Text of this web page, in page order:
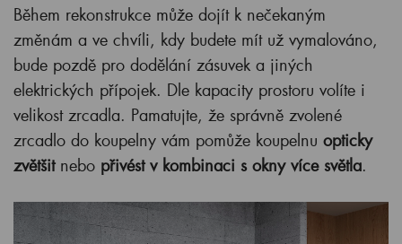
Během rekonstrukce může dojít k nečekaným
změnám a ve chvíli, kdy budete mít už vymalováno,
bude pozdě pro dodělání zásuvek a jiných
elektrických přípojek. Dle kapacity prostoru volíte i
velikost zrcadla. Pamatujte, že správně zvolené
zrcadlo do koupelny vám pomůže koupelnu opticky
zvětšitnebo přivést v kombinaci s okny více světla.